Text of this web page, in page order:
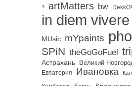
? artMatters bw DekkO!
in diem vivere
MUsic mYpaints
SPiN theGoGoFuel
Астрахань Великий
Евпатория Ивановка